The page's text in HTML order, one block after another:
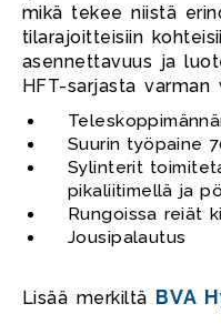
mikä tekee niistä
tilarajoitteisiin
asennettavuus ja
HFT-sarjasta varman
Suurin työpaine
Sylinterit
pikaliitimellä ja
Rungoissa reiät
Jousipalautus
Lisää merkiltä BVA